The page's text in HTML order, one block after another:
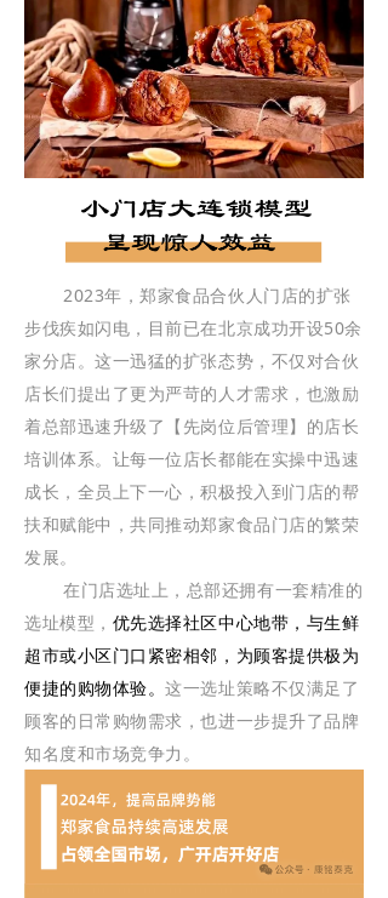
2023年，郑家食品合伙人门店的扩张
步伐疾如闪电，目前已在北京成功开设50余
家分店。这一迅猛的扩张态势，不仅对合伙
店长们提出了更为严苛的人才需求，也激励
着总部迅速升级了【先岗位后管理】的店长
培训体系。让每一位店长都能在实操中迅速
成长，全员上下一心，积极投入到门店的帮
扶和赋能中，共同推动郑家食品门店的繁荣
发展。
在门店选址上，总部还拥有一套精准的
选址模型， 优先选择社区中心地带，与生鲜
超市或小区门口紧密相邻，为顾客提供极为
便捷的购物体验。这一选址策略不仅满足了
顾客的日常购物需求，也进一步提升了品牌
知名度和市场竞争力。